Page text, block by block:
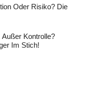
Oder Risiko? Die
Außer Kontrolle?
Im Stich!